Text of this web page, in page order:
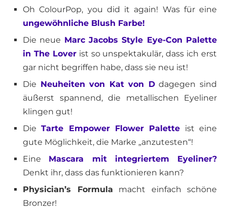
Oh ColourPop, you did it again! Was für eine
ungewöhnliche Blush Farbe!
Die neue Marc Jacobs Style Eye-Con Palette
in The Loverist so unspektakulär, dass ich erst
gar nicht begriffen habe, dass sie neu ist!
Die Neuheiten von Kat von Ddagegen sind
äußerst spannend, die metallischen Eyeliner
klingen gut!
DieTarte Empower Flower Palette ist eine
gute Möglichkeit, die Marke „anzutesten“!
Eine Mascara mit integriertem Eyeliner?
Denkt ihr, dass das funktionieren kann?
Physician’s Formula macht einfach schöne
Bronzer!